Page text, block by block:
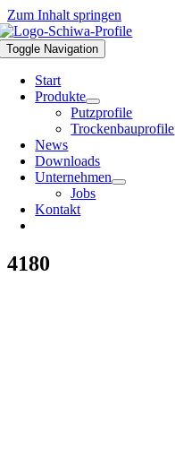
Zum Inhalt springen
Toggle Navigation
Start
Produkte
Putzprofile
Trockenbauprofile
News
Downloads
Unternehmen
Jobs
Kontakt
4180